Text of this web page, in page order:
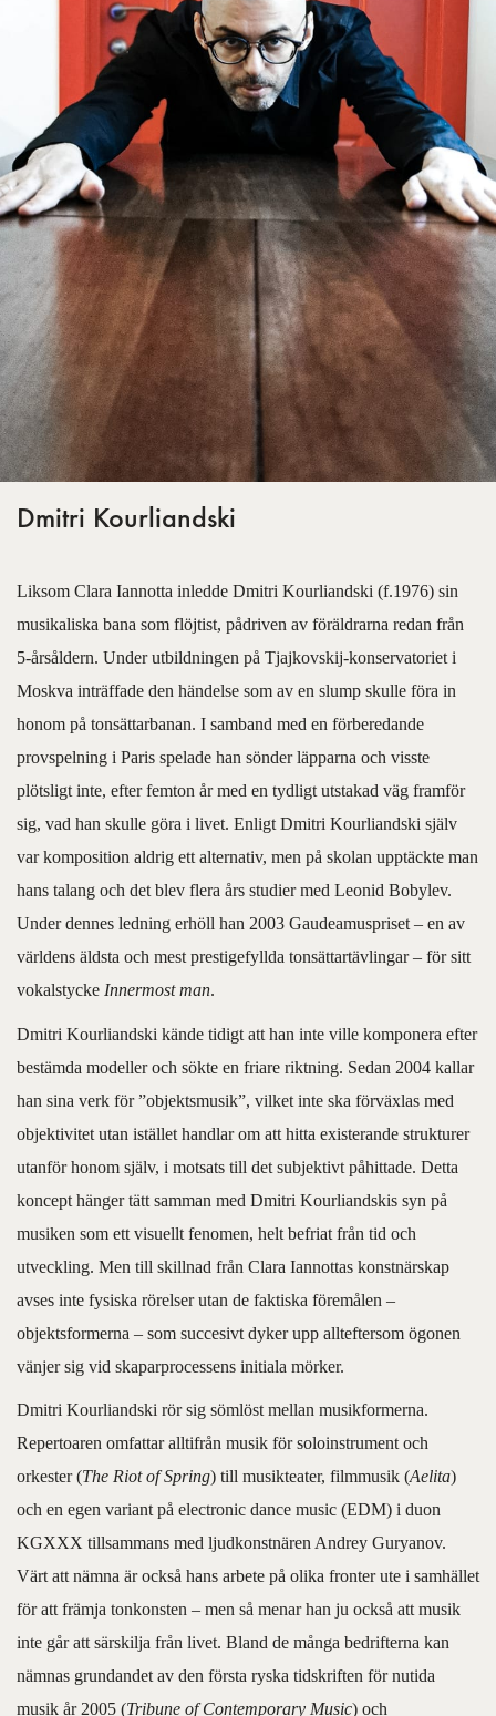
Dmitri Kourliandski
Liksom Clara Iannotta inledde Dmitri Kourliandski (f.1976) sin
musikaliska bana som flöjtist, pådriven av föräldrarna redan från
5-årsåldern. Under utbildningen på Tjajkovskij-konservatoriet i
Moskva inträffade den händelse som av en slump skulle föra in
honom på tonsättarbanan. I samband med en förberedande
provspelning i Paris spelade han sönder läpparna och visste
plötsligt inte, efter femton år med en tydligt utstakad väg framför
sig, vad han skulle göra i livet. Enligt Dmitri Kourliandski själv
var komposition aldrig ett alternativ, men på skolan upptäckte man
hans talang och det blev flera års studier med Leonid Bobylev.
Under dennes ledning erhöll han 2003 Gaudeamuspriset – en av
världens äldsta och mest prestigefyllda tonsättartävlingar – för sitt
vokalstycke Innermost man.
Dmitri Kourliandski kände tidigt att han inte ville komponera efter
bestämda modeller och sökte en friare riktning. Sedan 2004 kallar
han sina verk för ”objektsmusik”, vilket inte ska förväxlas med
objektivitet utan istället handlar om att hitta existerande strukturer
utanför honom själv, i motsats till det subjektivt påhittade. Detta
koncept hänger tätt samman med Dmitri Kourliandskis syn på
musiken som ett visuellt fenomen, helt befriat från tid och
utveckling. Men till skillnad från Clara Iannottas konstnärskap
avses inte fysiska rörelser utan de faktiska föremålen –
objektsformerna – som succesivt dyker upp allteftersom ögonen
vänjer sig vid skaparprocessens initiala mörker.
Dmitri Kourliandski rör sig sömlöst mellan musikformerna.
Repertoaren omfattar alltifrån musik för soloinstrument och
orkester (The Riot of Spring) till musikteater, filmmusik (Aelita)
och en egen variant på electronic dance music (EDM) i duon
KGXXX tillsammans med ljudkonstnären Andrey Guryanov.
Värt att nämna är också hans arbete på olika fronter ute i samhället
för att främja tonkonsten – men så menar han ju också att musik
inte går att särskilja från livet. Bland de många bedrifterna kan
nämnas grundandet av den första ryska tidskriften för nutida
musik år 2005 (Tribune of Contemporary Music) och